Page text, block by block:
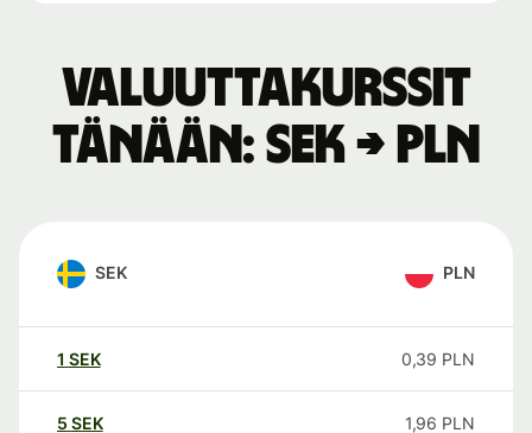
Valuuttakurssit
tänään: SEK → PLN
SEK PLN
1 SEK 0,39 PLN
5 SEK 1,96 PLN